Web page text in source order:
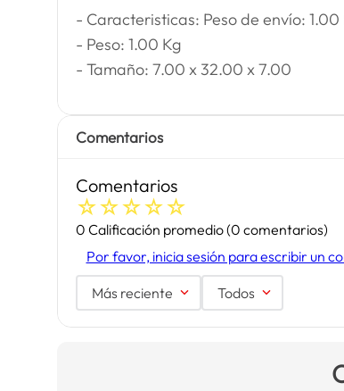
- Caracteristicas: Peso de envío: 1.00
- Peso: 1.00 Kg
- Tamaño: 7.00 x 32.00 x 7.00
Comentarios
Comentarios
☆☆☆☆☆
0 Calificación promedio(0 comentarios)
Por favor, inicia sesión para escribir un
Más reciente Todos